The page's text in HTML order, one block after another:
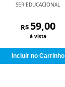
SER EDUCACIONAL
R$ 59,00
à vista
Incluir no Carrinho